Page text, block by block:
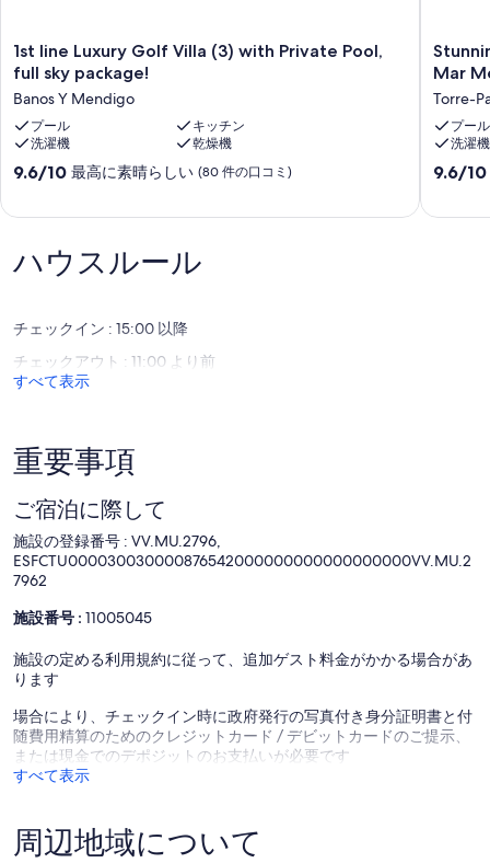
1st
line
Golf
Villa
(3)
with
Private
package!
Mendigo
1st line Luxury Golf Villa (3) with Private Pool,
full sky package!
Banos Y Mendigo
プール
キッチン
洗濯機
乾燥機
10
最
素
ら
し
件
の
コ
ミ)
件
の
口
ミ
9.6/10 最高に素晴らしい (80 件の口コミ)
2
Villa
&
HEATED
Pool
Mar
Torre-
プール
洗濯機
10
の
9.6/10
ハウスルール
チェックイン : 15:00 以降
チェックアウト : 11:00 より前
すべて表示
重要事項
ご宿泊に際して
施設の登録番号 : VV.MU.2796,
ESFCTU000030030000876542000000000000000000VV.MU.2
7962
施設番号 : 11005045
施設の定める利用規約に従って、追加ゲスト料金がかかる場合があ
ります
場合により、チェックイン時に政府発行の写真付き身分証明書と付
随費用精算のためのクレジットカード / デビットカードのご提示、
または現金でのデポジットのお支払いが必要です
すべて表示
周辺地域について